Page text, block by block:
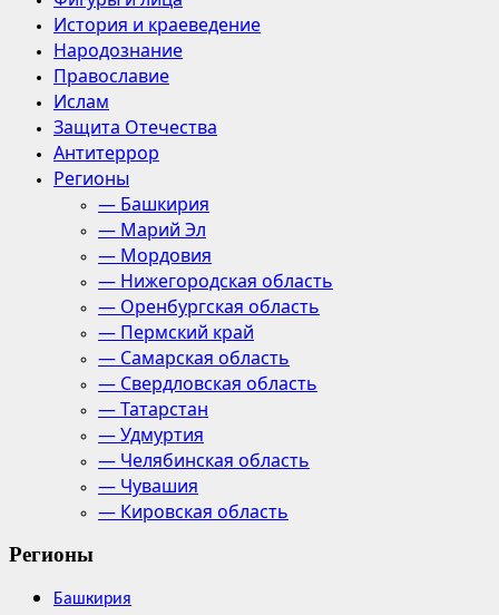
История и краеведение
Народознание
Православие
Ислам
Защита Отечества
Антитеррор
Регионы
— Башкирия
— Марий Эл
— Мордовия
— Нижегородская область
— Оренбургская область
— Пермский край
— Самарская область
— Свердловская область
— Татарстан
— Удмуртия
— Челябинская область
— Чувашия
— Кировская область
Регионы
Башкирия